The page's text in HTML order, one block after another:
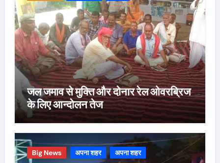
जल जमाव से मुक्ति और दोनार रेल ओवरब्रिज
के लिए आन्दोलन तेज
Big News अपना शहर अपना शहर